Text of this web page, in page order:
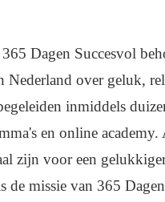
Dagen Succesvol
over geluk,
inmiddels
en online academy.
zijn voor een
de missie van 365